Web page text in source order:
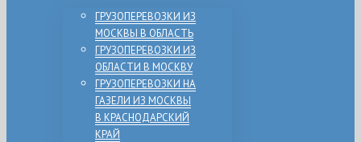
ГРУЗОПЕРЕВОЗКИ ИЗ
МОСКВЫ В ОБЛАСТЬ
ГРУЗОПЕРЕВОЗКИ ИЗ
ОБЛАСТИ В МОСКВУ
ГРУЗОПЕРЕВОЗКИ НА
ГАЗЕЛИ ИЗ МОСКВЫ
В КРАСНОДАРСКИЙ
КРАЙ